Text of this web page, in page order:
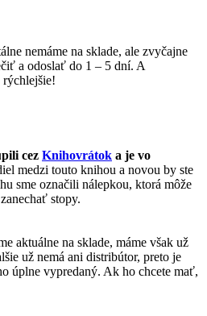
nemáme na sklade, ale zvyčajne
a odoslať do 1 – 5 dní. A
rýchlejšie!
cez Knihovrátok a je vo
medzi touto knihou a novou by ste
sme označili nálepkou, ktorá môže
stopy.
aktuálne na sklade, máme však už
už nemá ani distribútor, preto je
úplne vypredaný. Ak ho chcete mať,